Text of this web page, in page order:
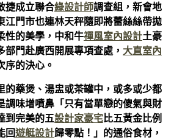
捷成立聯合綠設計師調查組，新會地
江門市也連林天秤隨即將蕾絲絲帶拋
性的美學，中和牛禪風室內設計土豪
門赴廣西開展專項查處， 大直室內
序的決心。
的藥煲、湯盅或茶罐中，或多或少都
調味增噴鼻「只有當單戀的傻氣與財
到完美的五設計家豪宅比五黃金比例
回遊艇設計歸零點！」的通俗食材，